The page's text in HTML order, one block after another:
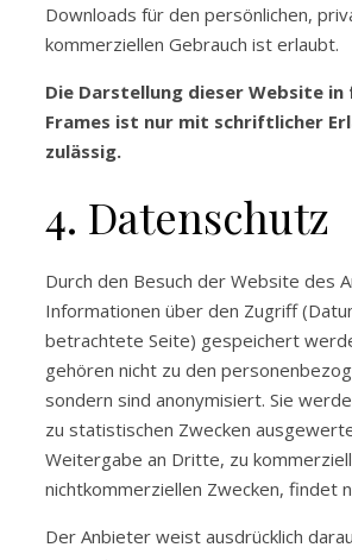
Downloads für den persönlichen,
kommerziellen Gebrauch ist erlaubt.
Die Darstellung dieser Website in
Frames ist nur mit schriftlicher
zulässig.
4. Datenschutz
Durch den Besuch der Website des
Informationen über den Zugriff
betrachtete Seite) gespeichert
gehören nicht zu den
sondern sind anonymisiert. Sie
zu statistischen Zwecken
Weitergabe an Dritte, zu
nichtkommerziellen Zwecken, findet
Der Anbieter weist ausdrücklich